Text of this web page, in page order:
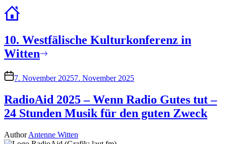
10. Westfälische Kulturkonferenz in
Witten
7. November 20257. November 2025
RadioAid 2025 – Wenn Radio Gutes tut –
24 Stunden Musik für den guten Zweck
AuthorAntenne Witten